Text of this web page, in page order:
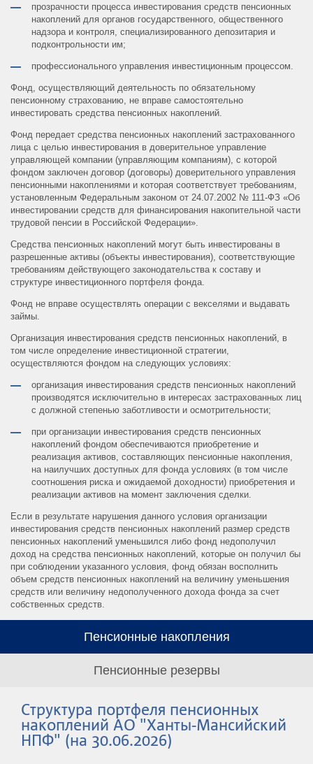
прозрачности процесса инвестирования средств пенсионных
накоплений для органов государственного, общественного
надзора и контроля, специализированного депозитария и
подконтрольности им;
профессионального управления инвестиционным процессом.
Фонд, осуществляющий деятельность по обязательному
пенсионному страхованию, не вправе самостоятельно
инвестировать средства пенсионных накоплений.
Фонд передает средства пенсионных накоплений застрахованного
лица с целью инвестирования в доверительное управление
управляющей компании (управляющим компаниям), с которой
фондом заключен договор (договоры) доверительного управления
пенсионными накоплениями и которая соответствует требованиям,
установленным Федеральным законом от 24.07.2002 № 111-ФЗ «Об
инвестировании средств для финансирования накопительной части
трудовой пенсии в Российской Федерации».
Средства пенсионных накоплений могут быть инвестированы в
разрешенные активы (объекты инвестирования), соответствующие
требованиям действующего законодательства к составу и
структуре инвестиционного портфеля фонда.
Фонд не вправе осуществлять операции с векселями и выдавать
займы.
Организация инвестирования средств пенсионных накоплений, в
том числе определение инвестиционной стратегии,
осуществляются фондом на следующих условиях:
организация инвестирования средств пенсионных накоплений
производятся исключительно в интересах застрахованных лиц
с должной степенью заботливости и осмотрительности;
при организации инвестирования средств пенсионных
накоплений фондом обеспечиваются приобретение и
реализация активов, составляющих пенсионные накопления,
на наилучших доступных для фонда условиях (в том числе
соотношения риска и ожидаемой доходности) приобретения и
реализации активов на момент заключения сделки.
Если в результате нарушения данного условия организации
инвестирования средств пенсионных накоплений размер средств
пенсионных накоплений уменьшился либо фонд недополучил
доход на средства пенсионных накоплений, которые он получил бы
при соблюдении указанного условия, фонд обязан восполнить
объем средств пенсионных накоплений на величину уменьшения
средств или величину недополученного дохода фонда за счет
собственных средств.
Пенсионные накопления
Пенсионные резервы
Структура портфеля пенсионных
накоплений АО "Ханты-Мансийский
НПФ" (на 30.06.2026)